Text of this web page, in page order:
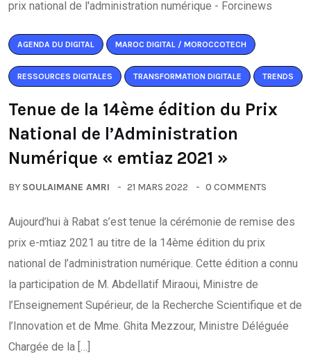
AGENDA DU DIGITAL MAROC DIGITAL / MOROCCOTECH
RESSOURCES DIGITALES TRANSFORMATION DIGITALE TRENDS
Tenue de la 14ème édition du Prix
National de l’Administration
Numérique « emtiaz 2021 »
BY SOULAIMANE AMRI 21 MARS 2022 0 COMMENTS
Aujourd’hui à Rabat s’est tenue la cérémonie de remise des
prix e-mtiaz 2021 au titre de la 14ème édition du prix
national de l’administration numérique. Cette édition a connu
la participation de M. Abdellatif Miraoui, Ministre de
l’Enseignement Supérieur, de la Recherche Scientifique et de
l’Innovation et de Mme. Ghita Mezzour, Ministre Déléguée
Chargée de la […]